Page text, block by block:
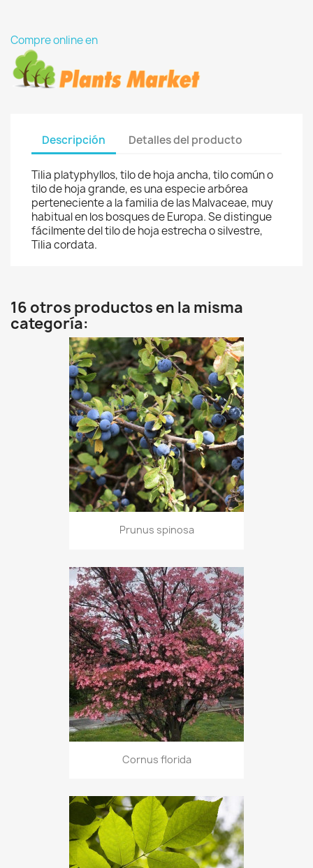
Compre online en
Descripción Detalles del producto
Tilia platyphyllos, tilo de hoja ancha, tilo común o
tilo de hoja grande, es una especie arbórea
perteneciente a la familia de las Malvaceae, muy
habitual en los bosques de Europa. Se distingue
fácilmente del tilo de hoja estrecha o silvestre,
Tilia cordata.
16 otros productos en la misma
categoría:
Prunus spinosa
Cornus florida